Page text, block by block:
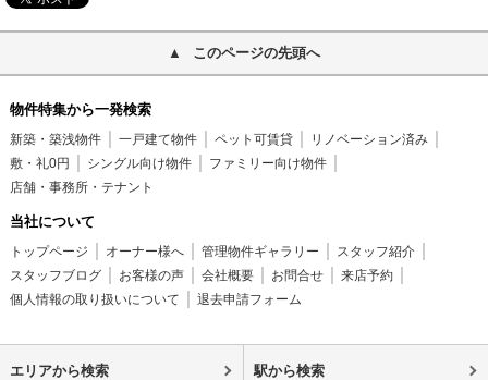
このページの先頭へ
物件特集から一発検索
新築・築浅物件 一戸建て物件 ペット可賃貸
リノベーション済み
敷・礼0円
シングル向け物件
ファミリー向け物件
店舗・事務所・テナント
当社について
トップページ オーナー様へ 管理物件ギャラリー
スタッフ紹介
スタッフブログ
お客様の声 会社概要 お問合せ
来店予約
個人情報の取り扱いについて
退去申請フォーム
エリアから検索 駅から検索